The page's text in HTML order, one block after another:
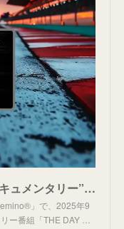
“完全時系列の新感覚スポーツドキュメンタリー”NTTドコモの新番組「THE DAY ～勝負の日... | Lemino ニュース
」で、2025年9
ー番組「THE DAY …